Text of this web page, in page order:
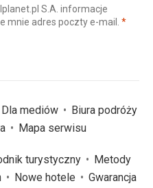
S.A. informacje
mnie adres poczty e-mail. *
Dla mediów
Biura podróży
Mapa serwisu
turystyczny
Metody
Nowe hotele
Gwarancja